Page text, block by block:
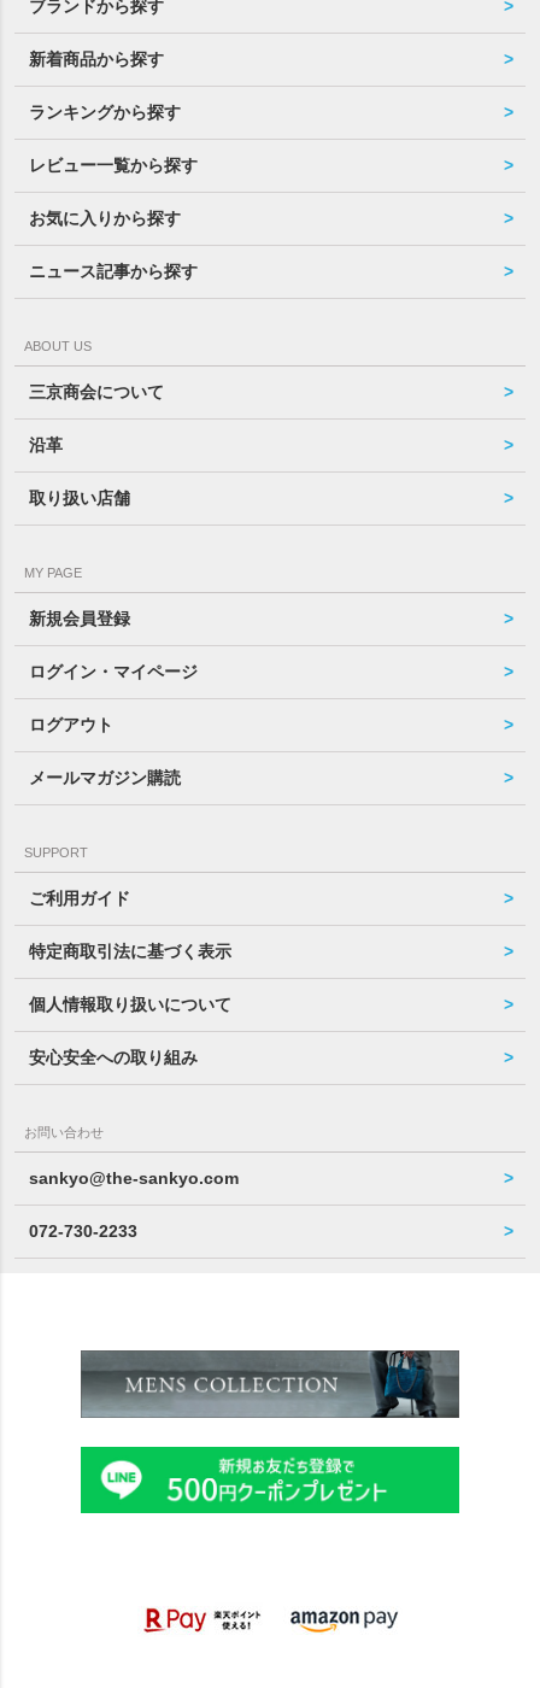
ブランドから探す
新着商品から探す
ランキングから探す
レビュー一覧から探す
お気に入りから探す
ニュース記事から探す
ABOUT US
三京商会について
沿革
取り扱い店舗
MY PAGE
新規会員登録
ログイン・マイページ
ログアウト
メールマガジン購読
SUPPORT
ご利用ガイド
特定商取引法に基づく表示
個人情報取り扱いについて
安心安全への取り組み
お問い合わせ
sankyo@the-sankyo.com
072-730-2233